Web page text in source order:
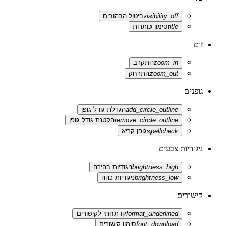
visibility_offביטול הבהובים
titleסימון כותרות
זום
zoom_inהתקרב
zoom_outהתרחק
גופנים
add_circle_outlineהגדלת גודל גופן
remove_circle_outlineהקטנת גודל גופן
spellcheckגופן קריא
ניגודיות צבעים
brightness_highניגודיות בהירה
brightness_lowניגודיות כהה
קישורים
format_underlinedקו תחתי לקישורים
font_downloadסימון קישורים